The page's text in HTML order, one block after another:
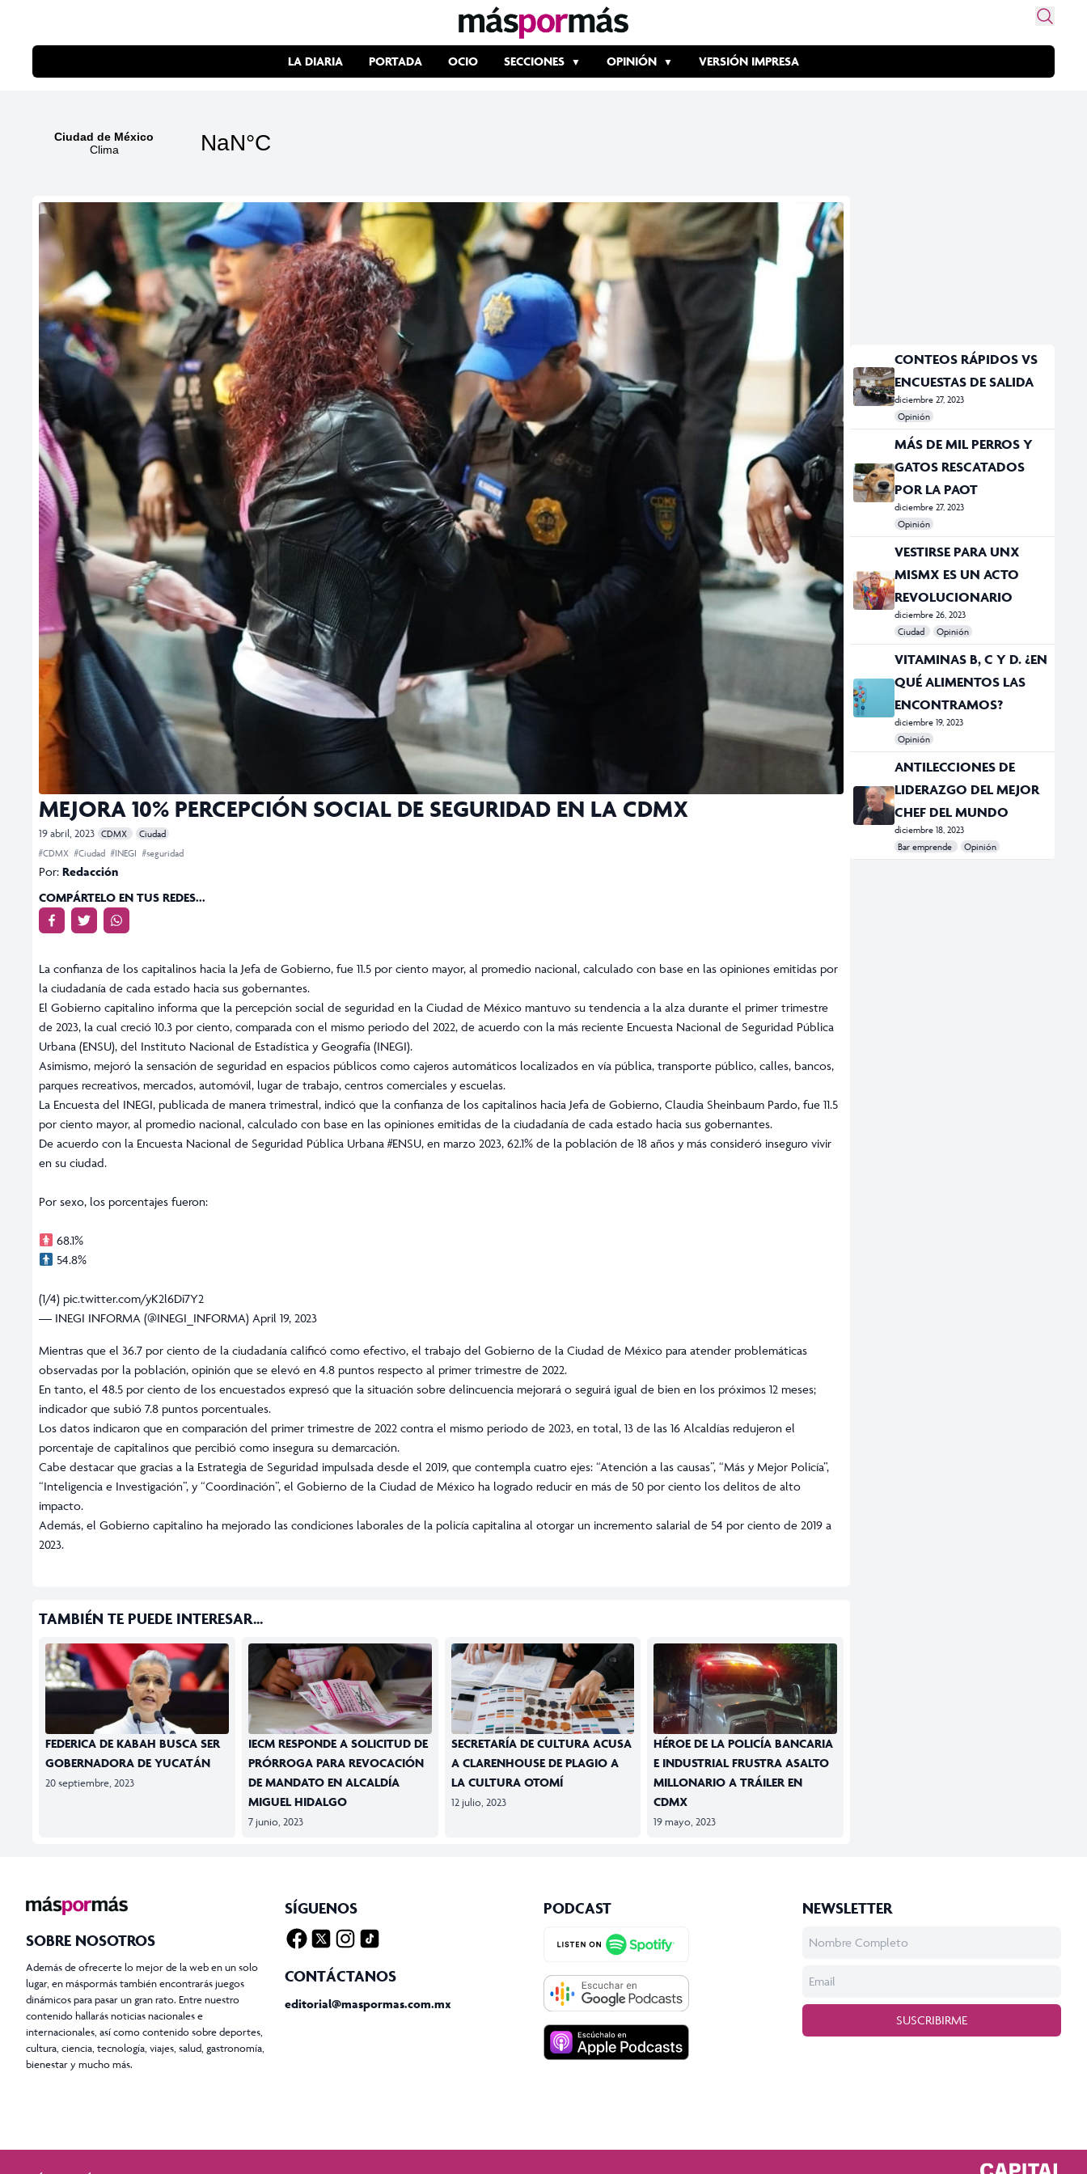
LA DIARIA PORTADA OCIO SECCIONES OPINIÓN VERSIÓN IMPRESA
MEJORA 10% PERCEPCIÓN SOCIAL DE SEGURIDAD EN LA CDMX
19 abril, 2023 CDMX
Ciudad
#CDMX #Ciudad #INEGI #seguridad
Por: Redacción
COMPÁRTELO EN TUS REDES...
La confianza de los capitalinos hacia la Jefa de Gobierno, fue 11.5 por ciento mayor, al promedio nacional, calculado con base en las opiniones emitidas por
la ciudadanía de cada estado hacia sus gobernantes.
El Gobierno capitalino informa que la percepción social de seguridad en la Ciudad de México mantuvo su tendencia a la alza durante el primer trimestre
de 2023, la cual creció 10.3 por ciento, comparada con el mismo periodo del 2022, de acuerdo con la más reciente Encuesta Nacional de Seguridad Pública
Urbana (ENSU), del Instituto Nacional de Estadística y Geografía (INEGI).
Asimismo, mejoró la sensación de seguridad en espacios públicos como cajeros automáticos localizados en vía pública, transporte público, calles, bancos,
parques recreativos, mercados, automóvil, lugar de trabajo, centros comerciales y escuelas.
La Encuesta del INEGI, publicada de manera trimestral, indicó que la confianza de los capitalinos hacia Jefa de Gobierno, Claudia Sheinbaum Pardo, fue 11.5
por ciento mayor, al promedio nacional, calculado con base en las opiniones emitidas de la ciudadanía de cada estado hacia sus gobernantes.
De acuerdo con la Encuesta Nacional de Seguridad Pública Urbana #ENSU, en marzo 2023, 62.1% de la población de 18 años y más consideró inseguro vivir
en su ciudad.
Por sexo, los porcentajes fueron:
68.1%
54.8%
(1/4) pic.twitter.com/yK2l6Di7Y2
— INEGI INFORMA (@INEGI_INFORMA) April 19, 2023
Mientras que el 36.7 por ciento de la ciudadanía calificó como efectivo, el trabajo del Gobierno de la Ciudad de México para atender problemáticas
observadas por la población, opinión que se elevó en 4.8 puntos respecto al primer trimestre de 2022.
En tanto, el 48.5 por ciento de los encuestados expresó que la situación sobre delincuencia mejorará o seguirá igual de bien en los próximos 12 meses;
indicador que subió 7.8 puntos porcentuales.
Los datos indicaron que en comparación del primer trimestre de 2022 contra el mismo periodo de 2023, en total, 13 de las 16 Alcaldías redujeron el
porcentaje de capitalinos que percibió como insegura su demarcación.
Cabe destacar que gracias a la Estrategia de Seguridad impulsada desde el 2019, que contempla cuatro ejes: “Atención a las causas”, “Más y Mejor Policía”,
“Inteligencia e Investigación”, y “Coordinación”, el Gobierno de la Ciudad de México ha logrado reducir en más de 50 por ciento los delitos de alto
impacto.
Además, el Gobierno capitalino ha mejorado las condiciones laborales de la policía capitalina al otorgar un incremento salarial de 54 por ciento de 2019 a
2023.
TAMBIÉN TE PUEDE INTERESAR...
FEDERICA DE KABAH BUSCA SER
GOBERNADORA DE YUCATÁN
20 septiembre, 2023
IECM RESPONDE A SOLICITUD DE
PRÓRROGA PARA REVOCACIÓN
DE MANDATO EN ALCALDÍA
MIGUEL HIDALGO
7 junio, 2023
SECRETARÍA DE CULTURA ACUSA
A CLARENHOUSE DE PLAGIO A
LA CULTURA OTOMÍ
12 julio, 2023
HÉROE DE LA POLICÍA BANCARIA
E INDUSTRIAL FRUSTRA ASALTO
MILLONARIO A TRÁILER EN
CDMX
19 mayo, 2023
CONTEOS RÁPIDOS VS
ENCUESTAS DE SALIDA
diciembre 27, 2023
Opinión
#Conteos Rápidos
#Elecciones
#encuestas de salida
MÁS DE MIL PERROS Y
GATOS RESCATADOS
POR LA PAOT
diciembre 27, 2023
Opinión
#gatos
#PAOT
#perros
#rescatados
VESTIRSE PARA UNX
MISMX ES UN ACTO
REVOLUCIONARIO
diciembre 26, 2023
Ciudad
Opinión
#Estilo Manifiesto
#moda
VITAMINAS B, C Y D. ¿EN
QUÉ ALIMENTOS LAS
ENCONTRAMOS?
diciembre 19, 2023
Opinión
#minerales
#Vitaminas
ANTILECCIONES DE
LIDERAZGO DEL MEJOR
CHEF DEL MUNDO
diciembre 18, 2023
Bar emprende
Opinión
#Bar Emprende
#chef
SOBRE NOSOTROS
Además de ofrecerte lo mejor de la web en un solo
lugar, en máspormás también encontrarás juegos
dinámicos para pasar un gran rato. Entre nuestro
contenido hallarás noticias nacionales e
internacionales, así como contenido sobre deportes,
cultura, ciencia, tecnología, viajes, salud, gastronomía,
bienestar y mucho más.
SÍGUENOS
CONTÁCTANOS
editorial@maspormas.com.mx
PODCAST NEWSLETTER
SUSCRIBIRME